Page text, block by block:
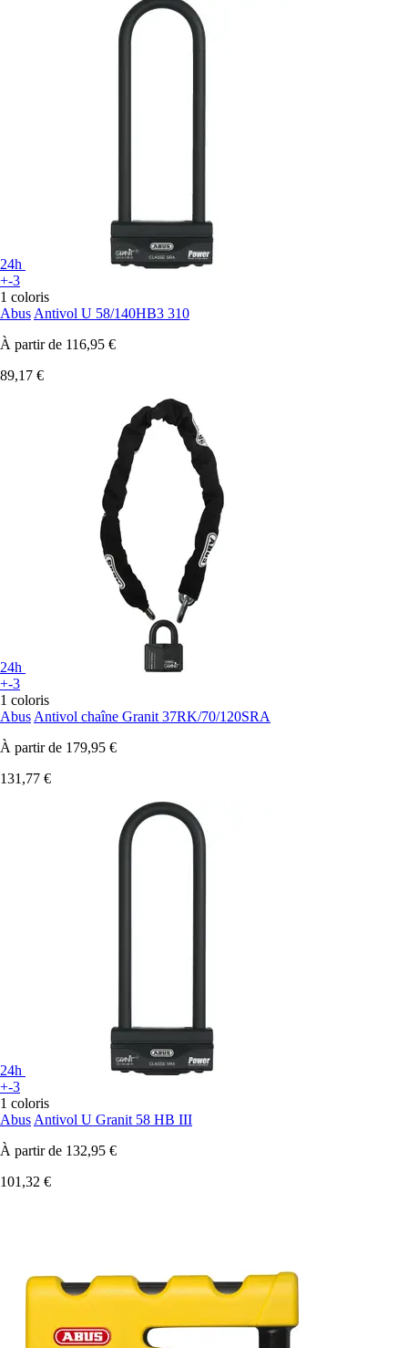
24h
+-3
1 coloris
Abus Antivol U 58/140HB3 310
À partir de 116,95 €
89,17 €
24h
+-3
1 coloris
Abus Antivol chaîne Granit 37RK/70/120SRA
À partir de 179,95 €
131,77 €
24h
+-3
1 coloris
Abus Antivol U Granit 58 HB III
À partir de 132,95 €
101,32 €